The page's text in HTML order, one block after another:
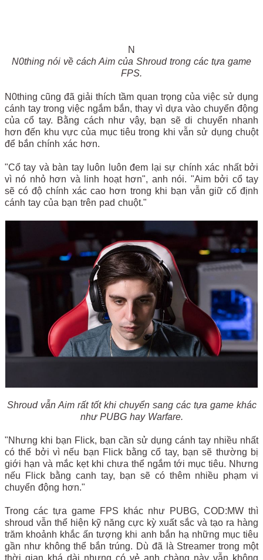
N
N0thing nói về cách Aim của Shroud trong các tựa game
FPS.
N0thing cũng đã giải thích tầm quan trọng của việc sử dụng
cánh tay trong việc ngắm bắn, thay vì dựa vào chuyển động
của cổ tay. Bằng cách như vậy, bạn sẽ di chuyển nhanh
hơn đến khu vực của mục tiêu trong khi vẫn sử dụng chuột
để bắn chính xác hơn.
"Cổ tay và bàn tay luôn luôn đem lại sự chính xác nhất bởi
vì nó nhỏ hơn và linh hoạt hơn", anh nói. "Aim bởi cổ tay
sẽ có độ chính xác cao hơn trong khi bạn vẫn giữ cố định
cánh tay của bạn trên pad chuột."
Shroud vẫn Aim rất tốt khi chuyển sang các tựa game khác
như PUBG hay Warfare.
"Nhưng khi bạn Flick, bạn cần sử dụng cánh tay nhiều nhất
có thể bởi vì nếu bạn Flick bằng cổ tay, bạn sẽ thường bị
giới hạn và mắc kẹt khi chưa thể ngắm tới mục tiêu. Nhưng
nếu Flick bằng canh tay, bạn sẽ có thêm nhiều phạm vi
chuyển động hơn."
Trong các tựa game FPS khác như PUBG, COD:MW thì
shroud vẫn thể hiện kỹ năng cực kỳ xuất sắc và tạo ra hàng
trăm khoảnh khắc ấn tượng khi anh bắn hạ những mục tiêu
gần như không thể bắn trúng. Dù đã là Streamer trong một
thời gian khá dài nhưng có vẻ anh chàng này vẫn không